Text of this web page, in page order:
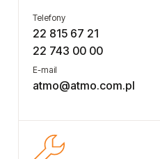
Telefony
22 815 67 21
22 743 00 00
E-mail
atmo@atmo.com.pl